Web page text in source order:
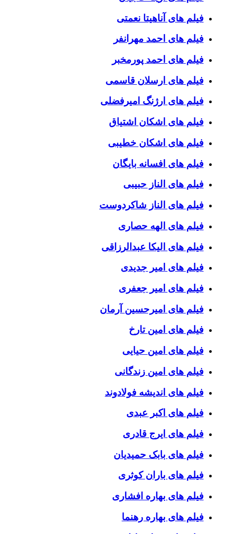
فیلم های آناهیتا نعمتی
فیلم های احمد مهرانفر
فیلم های احمد پورمخبر
فیلم های ارسلان قاسمی
فیلم های ارژنگ امیرفضلی
فیلم های اشکان اشتیاق
فیلم های اشکان خطیبی
فیلم های افسانه بایگان
فیلم های الناز حبیبی
فیلم های الناز شاکردوست
فیلم های الهه حصاری
فیلم های الیکا عبدالرزاقی
فیلم های امیر جدیدی
فیلم های امیر جعفری
فیلم های امیرحسین آرمان
فیلم های امین تارخ
فیلم های امین حیایی
فیلم های امین زندگانی
فیلم های اندیشه فولادوند
فیلم های اکبر عبدی
فیلم های ایرج قادری
فیلم های بابک حمیدیان
فیلم های باران کوثری
فیلم های بهاره افشاری
فیلم های بهاره رهنما